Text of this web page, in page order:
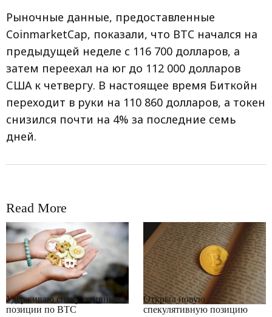
Рыночные данные, предоставленные
CoinmarketCap, показали, что BTC начался на
предыдущей неделе с 116 700 долларов, а
затем переехал на юг до 112 000 долларов
США к четвергу. В настоящее время Биткойн
переходит в руки на 110 860 долларов, а токен
снизился почти на 4% за последние семь
дней.
Read More
RRCNEWS_RU
Удерживаю спекулятивные
позиции по BTC
RRCNEWS_RU
Открыл новую
спекулятивную позицию